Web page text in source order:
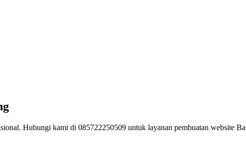
Hubungi kami di 085722250509 untuk layanan pembuatan website